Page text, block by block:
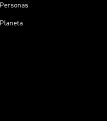
Personas
Planeta